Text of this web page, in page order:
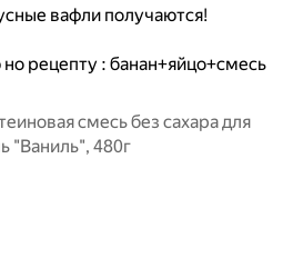
вафли получаются!
рецепту : банан+яйцо+смесь
смесь без сахара для
"Ваниль", 480г